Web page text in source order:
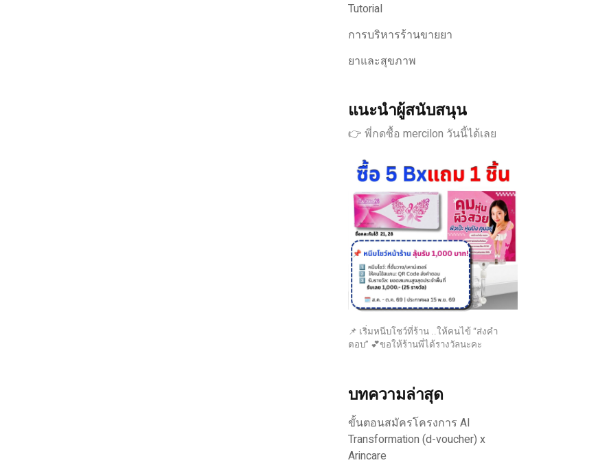
Tutorial
การบริหารร้านขายยา
ยาและสุขภาพ
แนะนำผู้สนับสนุน
👉 พี่กดซื้อ mercilon วันนี้ได้เลย
📌 เริ่มหนีบโชว์ที่ร้าน ..ให้คนไข้ “ส่งคำ
ตอบ” 💕ขอให้ร้านพี่ได้รางวัลนะคะ
บทความล่าสุด
ขั้นตอนสมัครโครงการ AI
Transformation (d-voucher) x
Arincare